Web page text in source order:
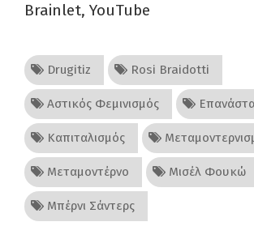
Brainlet, YouTube
Drugitiz Rosi Braidotti
Αστικός Φεμινισμός
Καπιταλισμός
Μεταμοντέρνο Μισέλ Φουκώ
Μπέρνι Σάντερς